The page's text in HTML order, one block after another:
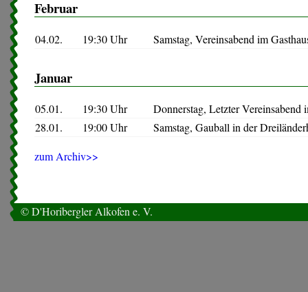
Februar
04.02. 19:30 Uhr Samstag, Vereinsabend im
Januar
05.01. 19:30 Uhr
Donnerstag, Letzter Vereinsabend
28.01.
19:00 Uhr
Samstag, Gauball in der
zum Archiv>>
© D'Horibergler Alkofen e. V.